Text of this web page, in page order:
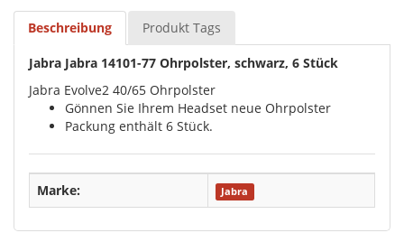
Beschreibung Produkt Tags
Jabra Jabra 14101-77 Ohrpolster, schwarz, 6 Stück
Jabra Evolve2 40/65 Ohrpolster
Gönnen Sie Ihrem Headset neue Ohrpolster
Packung enthält 6 Stück.
Marke: Jabra